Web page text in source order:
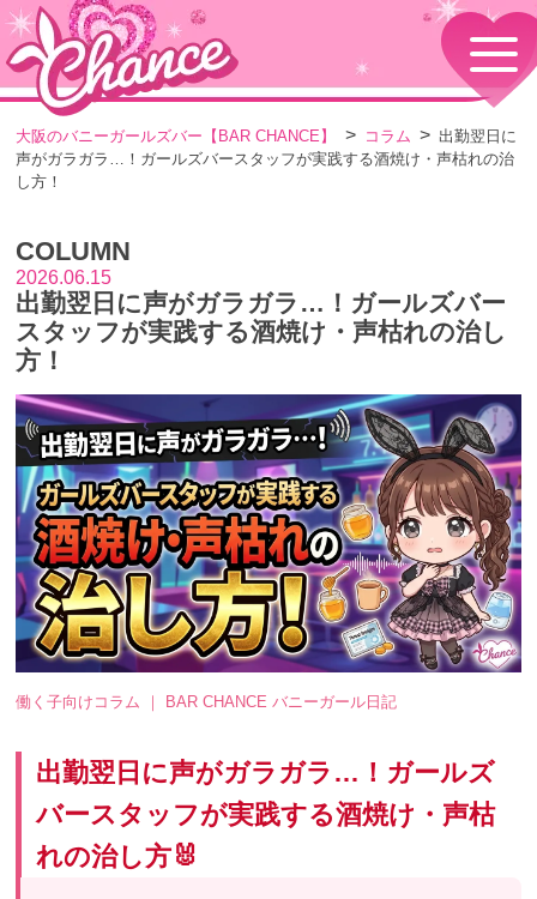
HOME
TOPページ
コンセプト
GIRLS
メニュー・料金
EVENTS
SHOP
店舗情報・よくある質問
VISITORS TO JAPAN
外国人観光客向け
RECRUIT
採用情報
大阪のバニーガールズバー【BAR CHANCE】 コラム
出勤翌日に
声がガラガラ…！ガールズバースタッフが実践する酒焼け・声枯れの治
し方！
COLUMN
2026.06.15
出勤翌日に声がガラガラ…！ガールズバー
スタッフが実践する酒焼け・声枯れの治し
方！
働く子向けコラム ｜ BAR CHANCE バニーガール日記
出勤翌日に声がガラガラ…！ガールズ
バースタッフが実践する酒焼け・声枯
れの治し方🐰